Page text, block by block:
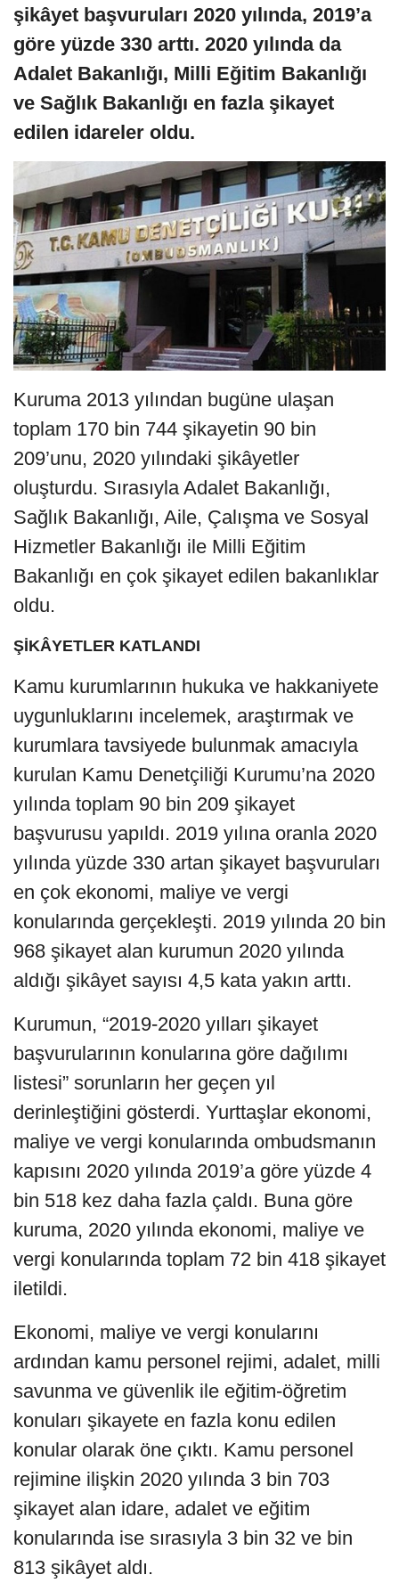
şikâyet başvuruları 2020 yılında, 2019’a
göre yüzde 330 arttı. 2020 yılında da
Adalet Bakanlığı, Milli Eğitim Bakanlığı
ve Sağlık Bakanlığı en fazla şikayet
edilen idareler oldu.
Kuruma 2013 yılından bugüne ulaşan
toplam 170 bin 744 şikayetin 90 bin
209’unu, 2020 yılındaki şikâyetler
oluşturdu. Sırasıyla Adalet Bakanlığı,
Sağlık Bakanlığı, Aile, Çalışma ve Sosyal
Hizmetler Bakanlığı ile Milli Eğitim
Bakanlığı en çok şikayet edilen bakanlıklar
oldu.
ŞİKÂYETLER KATLANDI
Kamu kurumlarının hukuka ve hakkaniyete
uygunluklarını incelemek, araştırmak ve
kurumlara tavsiyede bulunmak amacıyla
kurulan Kamu Denetçiliği Kurumu’na 2020
yılında toplam 90 bin 209 şikayet
başvurusu yapıldı. 2019 yılına oranla 2020
yılında yüzde 330 artan şikayet başvuruları
en çok ekonomi, maliye ve vergi
konularında gerçekleşti. 2019 yılında 20 bin
968 şikayet alan kurumun 2020 yılında
aldığı şikâyet sayısı 4,5 kata yakın arttı.
Kurumun, “2019-2020 yılları şikayet
başvurularının konularına göre dağılımı
listesi” sorunların her geçen yıl
derinleştiğini gösterdi. Yurttaşlar ekonomi,
maliye ve vergi konularında ombudsmanın
kapısını 2020 yılında 2019’a göre yüzde 4
bin 518 kez daha fazla çaldı. Buna göre
kuruma, 2020 yılında ekonomi, maliye ve
vergi konularında toplam 72 bin 418 şikayet
iletildi.
Ekonomi, maliye ve vergi konularını
ardından kamu personel rejimi, adalet, milli
savunma ve güvenlik ile eğitim-öğretim
konuları şikayete en fazla konu edilen
konular olarak öne çıktı. Kamu personel
rejimine ilişkin 2020 yılında 3 bin 703
şikayet alan idare, adalet ve eğitim
konularında ise sırasıyla 3 bin 32 ve bin
813 şikâyet aldı.